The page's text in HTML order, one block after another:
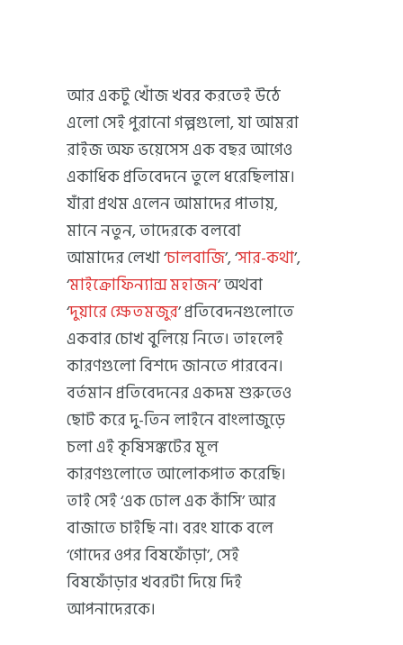
আর একটু খোঁজ খবর করতেই উঠে
এলো সেই পুরানো গল্পগুলো, যা আমরা
রাইজ অফ ভয়েসেস এক বছর আগেও
একাধিক প্রতিবেদনে তুলে ধরেছিলাম।
যাঁরা প্রথম এলেন আমাদের পাতায়,
মানে নতুন, তাদেরকে বলবো
আমাদের লেখা ‘চালবাজি’, ‘সার-কথা’,
‘মাইক্রোফিন্যান্স মহাজন’ অথবা
‘দুয়ারে ক্ষেতমজুর’ প্রতিবেদনগুলোতে
একবার চোখ বুলিয়ে নিতে। তাহলেই
কারণগুলো বিশদে জানতে পারবেন।
বর্তমান প্রতিবেদনের একদম শুরুতেও
ছোট করে দু-তিন লাইনে বাংলাজুড়ে
চলা এই কৃষিসঙ্কটের মূল
কারণগুলোতে আলোকপাত করেছি।
তাই সেই ‘এক ঢোল এক কাঁসি’ আর
বাজাতে চাইছি না। বরং যাকে বলে
‘গোদের ওপর বিষফোঁড়া’, সেই
বিষফোঁড়ার খবরটা দিয়ে দিই
আপনাদেরকে।